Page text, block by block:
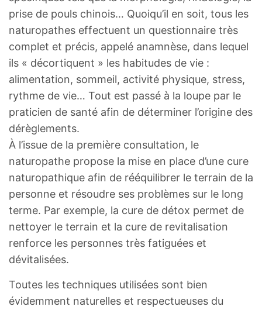
prise de pouls chinois… Quoiqu’il en soit, tous les
naturopathes effectuent un questionnaire très
complet et précis, appelé anamnèse, dans lequel
ils « décortiquent » les habitudes de vie :
alimentation, sommeil, activité physique, stress,
rythme de vie… Tout est passé à la loupe par le
praticien de santé afin de déterminer l’origine des
dérèglements.
À l’issue de la première consultation, le
naturopathe propose la mise en place d’une cure
naturopathique afin de rééquilibrer le terrain de la
personne et résoudre ses problèmes sur le long
terme. Par exemple, la cure de détox permet de
nettoyer le terrain et la cure de revitalisation
renforce les personnes très fatiguées et
dévitalisées.
Toutes les techniques utilisées sont bien
évidemment naturelles et respectueuses du